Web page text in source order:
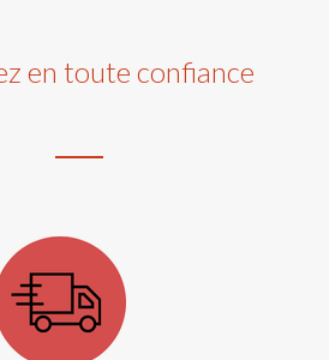
en toute confiance